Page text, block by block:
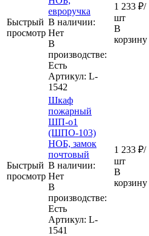
Быстрый
просмотр
евроручка
В наличии:
Нет
В
производстве:
Есть
Артикул: L-
1542
1 233 ₽/
шт
В
корзину
Быстрый
просмотр
Шкаф
пожарный
ШП-о1
(ШПО-103)
НОБ, замок
почтовый
В наличии:
Нет
В
производстве:
Есть
Артикул: L-
1541
1 233 ₽/
шт
В
корзину